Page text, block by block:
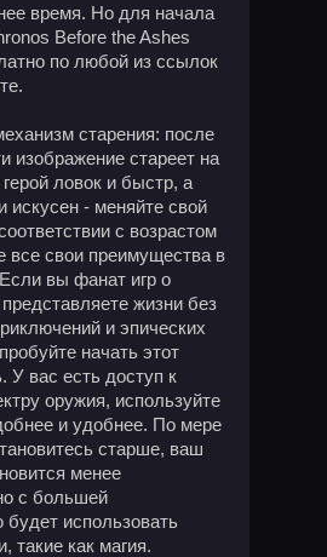
время. Но для начала
Before the Ashes
по любой из ссылок
старения: после
изображение стареет на
ловок и быстр, а
искусен - меняйте свой
с возрастом
все свои преимущества в
вы фанат игр о
жизни без
и эпических
начать этот
У вас есть доступ к
оружия, используйте
и удобнее. По мере
старше, ваш
менее
с большей
будет использовать
такие как магия.